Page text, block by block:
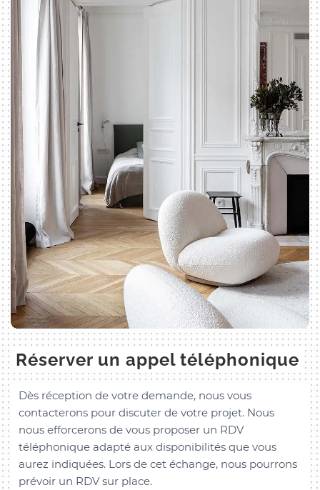
Réserver un appel téléphonique
Dès réception de votre demande, nous vous
contacterons pour discuter de votre projet. Nous
nous efforcerons de vous proposer un RDV
téléphonique adapté aux disponibilités que vous
aurez indiquées. Lors de cet échange, nous pourrons
prévoir un RDV sur place.